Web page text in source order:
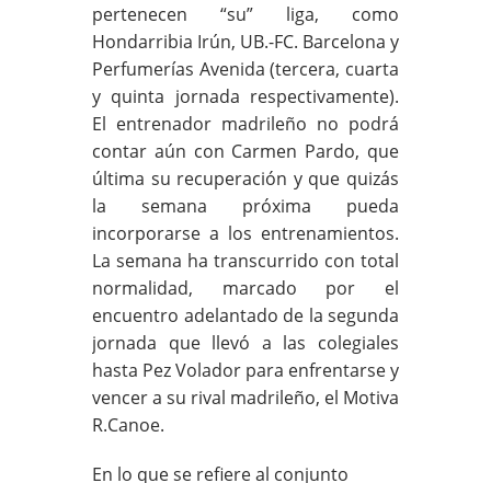
pertenecen “su” liga, como
Hondarribia Irún, UB.-FC. Barcelona y
Perfumerías Avenida (tercera, cuarta
y quinta jornada respectivamente).
El entrenador madrileño no podrá
contar aún con Carmen Pardo, que
última su recuperación y que quizás
la semana próxima pueda
incorporarse a los entrenamientos.
La semana ha transcurrido con total
normalidad, marcado por el
encuentro adelantado de la segunda
jornada que llevó a las colegiales
hasta Pez Volador para enfrentarse y
vencer a su rival madrileño, el Motiva
R.Canoe.
En lo que se refiere al conjunto